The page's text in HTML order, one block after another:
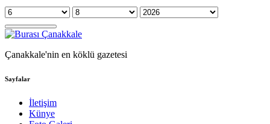
Çanakkale'nin en köklü gazetesi
Sayfalar
İletişim
Künye